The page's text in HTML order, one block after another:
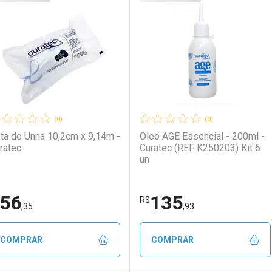
Ativar Desconto
Comprar sem Desconto
Comprar sem Desconto
Laboratório
Ativar Desconto
Comprar sem Desconto
Por Menos
Comprar sem Desconto
(0)
de Unna 10,2cm x 9,14m -
56,35
COMPRAR
(0)
Óleo AGE Essencial - 200ml -
Curatec (REF K250203) Kit 6
un
R$135,93
COMPRAR